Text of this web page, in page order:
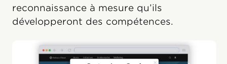
reconnaissance à mesure qu’ils
développeront des compétences.